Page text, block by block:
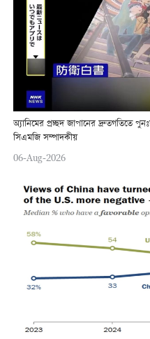
অ্যানিমের প্রচ্ছদ জাপানের দ্রুতগতিতে
সিএমজি সম্পাদকীয়
06-Aug-2026